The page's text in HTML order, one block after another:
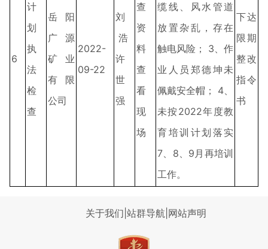
6
计
划
执
法
检
查
岳阳
广源
矿业
有限
公司
2022-
09-22
刘
浩
许
世
强
查
资
料
查
看
现
场
缆线、风水管道
放置杂乱，存在
触电风险； 3、作
业人员郑德坤未
佩戴安全帽； 4、
未按2022年度教
育培训计划落实
7、8、9月再培训
工作。
下达
限期
整改
指令
书
关于我们 站群导航 网站声明